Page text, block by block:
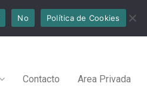
Contacto Area Privada
No Política de Cookies